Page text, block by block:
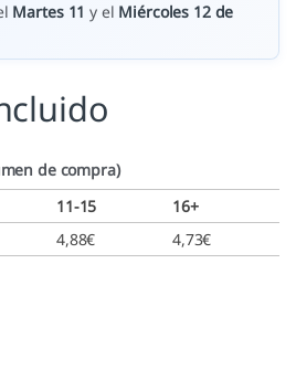
Martes 11 y el Miércoles 12 de
de compra)
11-15
16+
4,88€ 4,73€